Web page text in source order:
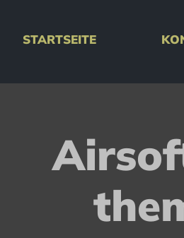
STARTSEITE